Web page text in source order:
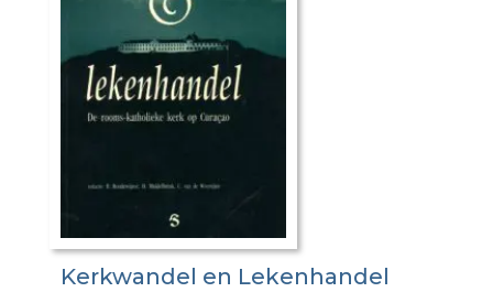
Kerkwandel en Lekenhandel